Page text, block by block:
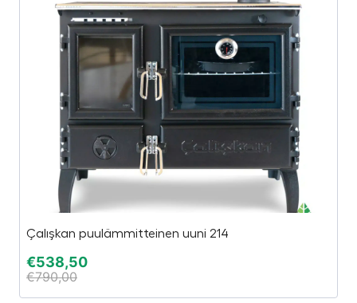
Çalışkan puulämmitteinen uuni 214
€538,50
€790,00